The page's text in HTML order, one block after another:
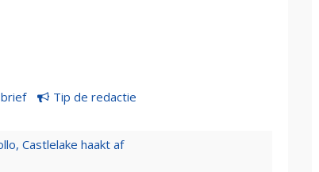
Tip de redactie
Castlelake haakt af